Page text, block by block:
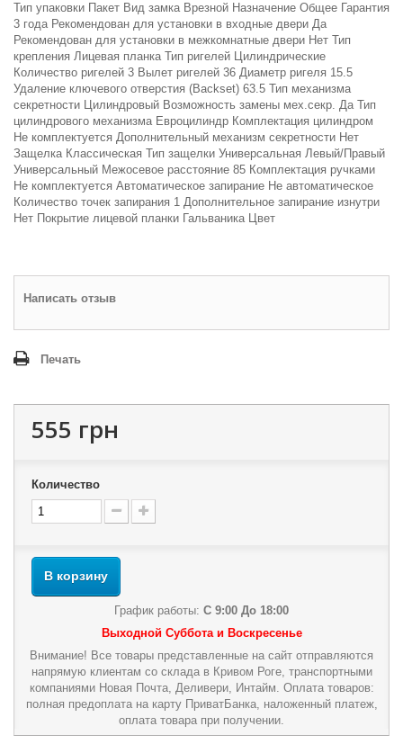
Тип упаковки Пакет Вид замка Врезной Назначение Общее Гарантия
3 года Рекомендован для установки в входные двери Да
Рекомендован для установки в межкомнатные двери Нет Тип
крепления Лицевая планка Тип ригелей Цилиндрические
Количество ригелей 3 Вылет ригелей 36 Диаметр ригеля 15.5
Удаление ключевого отверстия (Backset) 63.5 Тип механизма
секретности Цилиндровый Возможность замены мех.секр. Да Тип
цилиндрового механизма Евроцилиндр Комплектация цилиндром
Не комплектуется Дополнительный механизм секретности Нет
Защелка Классическая Тип защелки Универсальная Левый/Правый
Универсальный Межосевое расстояние 85 Комплектация ручками
Не комплектуется Автоматическое запирание Не автоматическое
Количество точек запирания 1 Дополнительное запирание изнутри
Нет Покрытие лицевой планки Гальваника Цвет
Написать отзыв
Печать
555 грн
Количество
В корзину
График работы: С 9:00 До 18:00
Выходной Суббота и Воскресенье
Внимание! Все товары представленные на сайт отправляются
напрямую клиентам со склада в Кривом Роге, транспортными
компаниями Новая Почта, Деливери, Интайм. Оплата товаров:
полная предоплата на карту ПриватБанка, наложенный платеж,
оплата товара при получении.